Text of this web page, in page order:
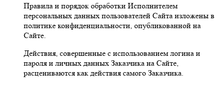
Правила и порядок обработки Исполнителем
персональных данных пользователей Сайта изложены в
политике конфиденциальности, опубликованной на
Сайте.
Действия, совершенные с использованием логина и
пароля и личных данных Заказчика на Сайте,
расцениваются как действия самого Заказчика.